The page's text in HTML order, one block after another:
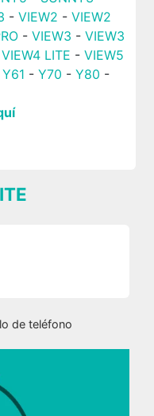
- VIEW2 - VIEW2
- VIEW3 - VIEW3
VIEW4 LITE - VIEW5
Y61 - Y70 - Y80 -
de teléfono